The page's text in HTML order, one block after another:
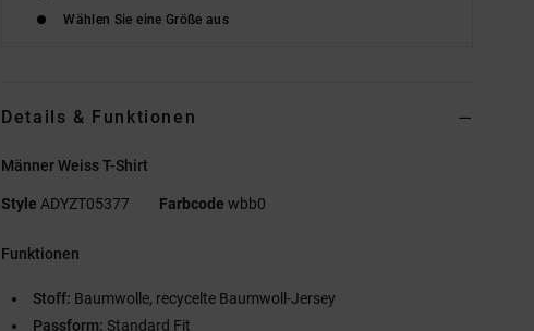
Wählen Sie eine Größe aus
Details & Funktionen
Männer Weiss T-Shirt
Style ADYZT05377 Farbcode wbb0
Funktionen
Stoff: Baumwolle, recycelte Baumwoll-Jersey
Passform: Standard Fit